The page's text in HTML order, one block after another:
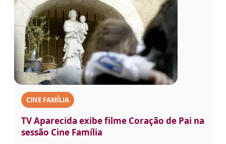
CINE FAMÍLIA
TV Aparecida exibe filme Coração de Pai na
sessão Cine Família